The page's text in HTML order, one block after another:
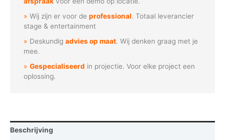
320g/m2
Wij zijn er voor deprofessional. Totaal leverancier
stage & entertainment
Deskundigadvies op maat. Wij denken graag met je
mee.
Gespecialiseerd in projectie. Voor elke project een
oplossing.
Beschrijving